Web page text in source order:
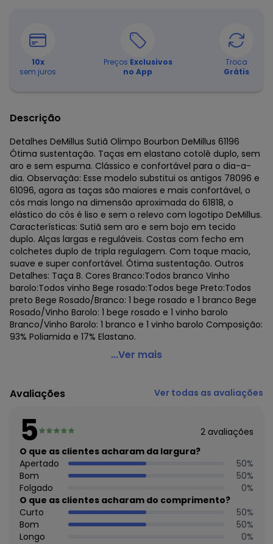
10x
sem juros
Preços Exclusivos
no App
Troca
Grátis
Descrição
Detalhes DeMillus Sutiã Olimpo Bourbon DeMillus 61196
Ótima sustentação. Taças em elastano cotolê duplo, sem
aro e sem espuma. Clássico e confortável para o dia-a-
dia. Observação: Esse modelo substitui os antigos 78096 e
61096, agora as taças são maiores e mais confortável, o
cós mais longo na dimensão aproximada do 61818, o
elástico do cós é liso e sem o relevo com logotipo DeMillus.
Características: Sutiã sem aro e sem bojo em tecido
duplo. Alças largas e reguláveis. Costas com fecho em
colchetes duplo de tripla regulagem. Com toque macio,
suave e super confortável. Ótima sustentação. Outros
Detalhes: Taça B. Cores Branco:Todos branco Vinho
barolo:Todos vinho Bege rosado:Todos bege Preto:Todos
preto Bege Rosado/Branco: 1 bege rosado e 1 branco Bege
Rosado/Vinho Barolo: 1 bege rosado e 1 vinho barolo
Branco/Vinho Barolo: 1 branco e 1 vinho barolo Composição:
93% Poliamida e 17% Elastano.
Demillus - Kit com 2 Sutiãs sem Aro e sem Bojo Demillus
Código do produto: 22354530
Colecao : BASICO TODO DIA
...Ver mais
Avaliações Ver todas as avaliações
5 2 avaliações
O que as clientes acharam da largura?
Apertado
50%
Bom
50%
Folgado
0%
O que as clientes acharam do comprimento?
Curto
50%
Bom
50%
Longo
0%